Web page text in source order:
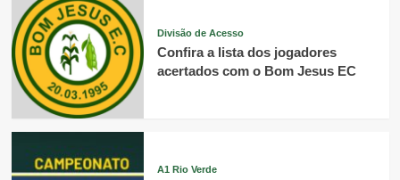
Divisão de Acesso
Confira a lista dos jogadores
acertados com o Bom Jesus EC
A1 Rio Verde